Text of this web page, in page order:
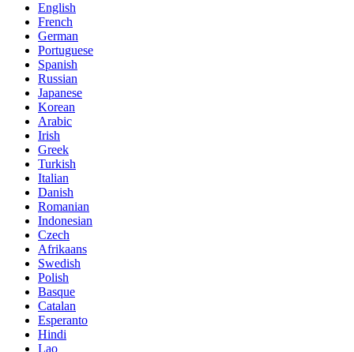
English
French
German
Portuguese
Spanish
Russian
Japanese
Korean
Arabic
Irish
Greek
Turkish
Italian
Danish
Romanian
Indonesian
Czech
Afrikaans
Swedish
Polish
Basque
Catalan
Esperanto
Hindi
Lao